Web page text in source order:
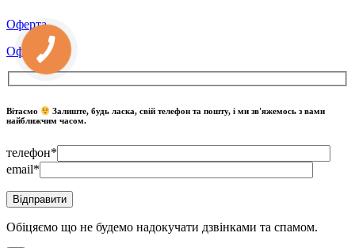
Оферта
Оферта
Вітаємо
Залиште, будь ласка, свій телефон та пошту, і ми зв'яжемось з вами
найближчим часом.
телефон*
email*
Обіцяємо що не будемо надокучати дзвінками та спамом.